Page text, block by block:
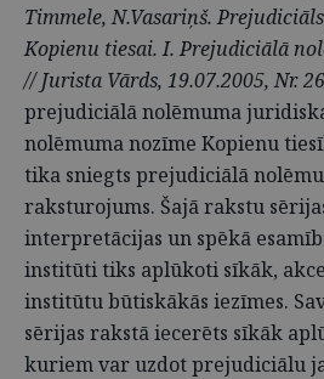
Timmele, N.Vasariņš.
Kopienu tiesai. I. Prejudiciālā
// Jurista Vārds, 19.07.2005, Nr. 26
prejudiciālā nolēmuma
nolēmuma nozīme Kopienu
tika sniegts prejudiciālā
raksturojums. Šajā rakstu
interpretācijas un spēkā
institūti tiks aplūkoti sīkāk,
institūtu būtiskākās iezīmes.
sērijas rakstā iecerēts sīkāk
kuriem var uzdot prejudiciālu